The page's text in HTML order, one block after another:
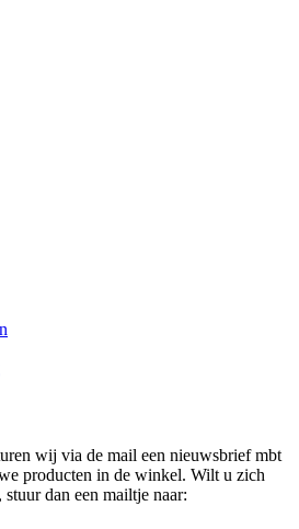
wij via de mail een nieuwsbrief mbt
producten in de winkel. Wilt u zich
dan een mailtje naar: